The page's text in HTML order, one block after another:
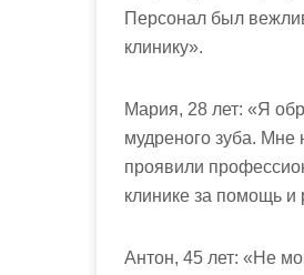
Персонал был
клинику».
Мария, 28 лет: «Я
мудреного зуба. Мне
проявили
клинике за помощь
Антон, 45 лет: «Не